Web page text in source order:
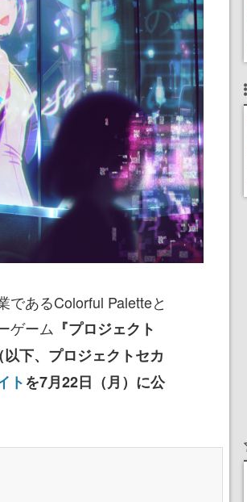
であるColorful Paletteと
ゲーム 『プロジェクト
下、プロジェクトセカ
トを7月22日（月）に公